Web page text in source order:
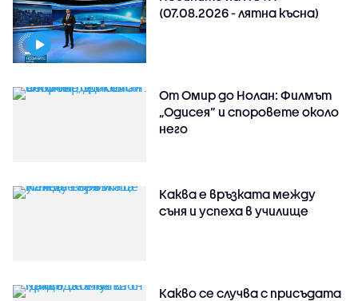
(07.08.2026 - лятна късна)
От Омир до Нолан: Филмът
„Одисея” и споровете около
него
Каква е връзката между
съня и успеха в училище
Какво се случва с присъдата